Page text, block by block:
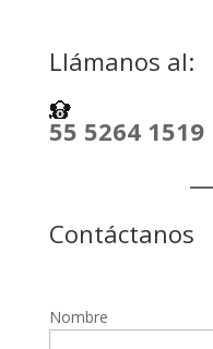
Llámanos al:
55 5264 1519
Contáctanos
Nombre